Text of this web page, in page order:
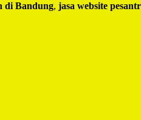
di Bandung, jasa website